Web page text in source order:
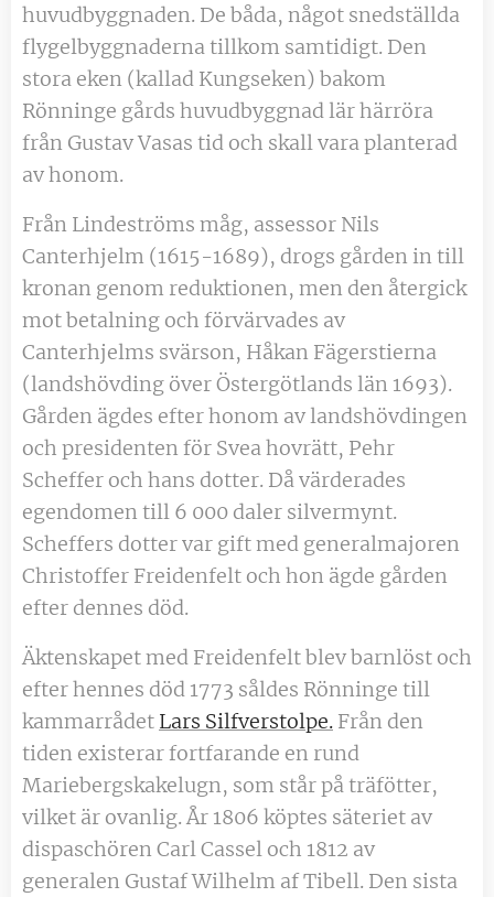
huvudbyggnaden. De båda, något snedställda
flygelbyggnaderna tillkom samtidigt. Den
stora eken (kallad Kungseken) bakom
Rönninge gårds huvudbyggnad lär härröra
från Gustav Vasas tid och skall vara planterad
av honom.
Från Lindeströms måg, assessor Nils
Canterhjelm (1615-1689), drogs gården in till
kronan genom reduktionen, men den återgick
mot betalning och förvärvades av
Canterhjelms svärson, Håkan Fägerstierna
(landshövding över Östergötlands län 1693).
Gården ägdes efter honom av landshövdingen
och presidenten för Svea hovrätt, Pehr
Scheffer och hans dotter. Då värderades
egendomen till 6 000 daler silvermynt.
Scheffers dotter var gift med generalmajoren
Christoffer Freidenfelt och hon ägde gården
efter dennes död.
Äktenskapet med Freidenfelt blev barnlöst och
efter hennes död 1773 såldes Rönninge till
kammarrådet Lars Silfverstolpe. Från den
tiden existerar fortfarande en rund
Mariebergskakelugn, som står på träfötter,
vilket är ovanlig. År 1806 köptes säteriet av
dispaschören Carl Cassel och 1812 av
generalen Gustaf Wilhelm af Tibell. Den sista